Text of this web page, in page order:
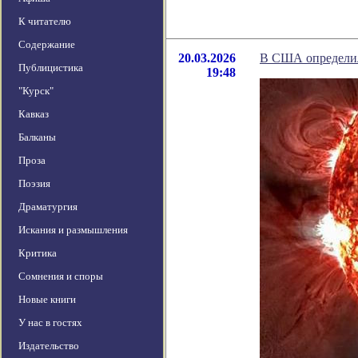
К читателю
Содержание
Публицистика
"Курск"
Кавказ
Балканы
Проза
Поэзия
Драматургия
Искания и размышления
Критика
Сомнения и споры
Новые книги
У нас в гостях
Издательство
20.03.2026
19:48
В США